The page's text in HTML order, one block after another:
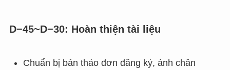
D−45~D−30: Hoàn thiện tài liệu
Chuẩn bị bản thảo đơn đăng ký, ảnh chân